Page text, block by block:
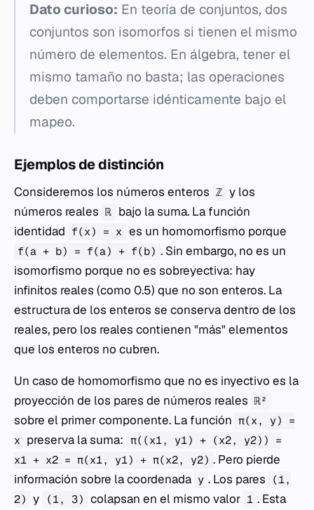
Dato curioso: En teoría de conjuntos, dos
conjuntos son isomorfos si tienen el mismo
número de elementos. En álgebra, tener el
mismo tamaño no basta; las operaciones
deben comportarse idénticamente bajo el
mapeo.
Ejemplos de distinción
Consideremos los números enteros ℤ y los
números reales ℝ bajo la suma. La función
identidad f(x) = x es un homomorfismo porque
f(a + b) = f(a) + f(b) . Sin embargo, no es un
isomorfismo porque no es sobreyectiva: hay
infinitos reales (como 0.5) que no son enteros. La
estructura de los enteros se conserva dentro de los
reales, pero los reales contienen "más" elementos
que los enteros no cubren.
Un caso de homomorfismo que no es inyectivo es la
proyección de los pares de números reales ℝ²
sobre el primer componente. La función π(x, y) =
x preserva la suma: π((x1, y1) + (x2, y2)) =
x1 + x2 = π(x1, y1) + π(x2, y2) . Pero pierde
información sobre la coordenada y . Los pares (1,
2) y (1, 3) colapsan en el mismo valor 1 . Esta